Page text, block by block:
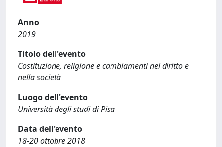
Anno
2019
Titolo dell'evento
Costituzione, religione e cambiamenti nel diritto e
nella società
Luogo dell'evento
Università degli studi di Pisa
Data dell'evento
18-20 ottobre 2018